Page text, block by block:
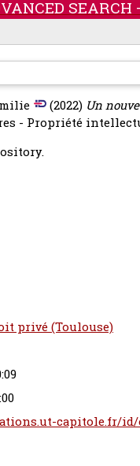
SEARCH
(2022) Un
- Propriété
privé (Toulouse)
capitole.fr/